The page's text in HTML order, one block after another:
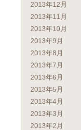
2013年12月
2013年11月
2013年10月
2013年9月
2013年8月
2013年7月
2013年6月
2013年5月
2013年4月
2013年3月
2013年2月